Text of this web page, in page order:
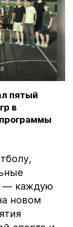
пятый
в
— каждую
новом